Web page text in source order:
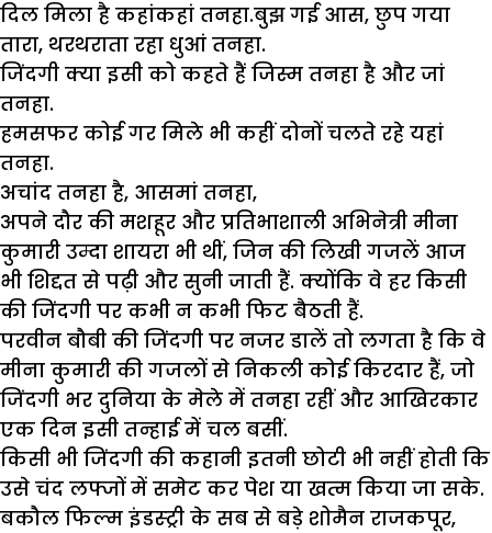
दिल मिला है कहांकहां तनहा.बुझ गई आस, छुप गया
तारा, थरथराता रहा धुआं तनहा.
जिंदगी क्या इसी को कहते हैं जिस्म तनहा है और जां
तनहा.
हमसफर कोई गर मिले भी कहीं दोनों चलते रहे यहां
तनहा.
अचांद तनहा है, आसमां तनहा,
अपने दौर की मशहूर और प्रतिभाशाली अभिनेत्री मीना
कुमारी उम्दा शायरा भी थीं, जिन की लिखी गजलें आज
भी शिद्दत से पढ़ी और सुनी जाती हैं. क्योंकि वे हर किसी
की जिंदगी पर कभी न कभी फिट बैठती हैं.
परवीन बौबी की जिंदगी पर नजर डालें तो लगता है कि वे
मीना कुमारी की गजलों से निकली कोई किरदार हैं, जो
जिंदगी भर दुनिया के मेले में तनहा रहीं और आखिरकार
एक दिन इसी तन्हाई में चल बसीं.
किसी भी जिंदगी की कहानी इतनी छोटी भी नहीं होती कि
उसे चंद लफ्जों में समेट कर पेश या खत्म किया जा सके.
बकौल फिल्म इंडस्ट्री के सब से बड़े शोमैन राजकपूर,